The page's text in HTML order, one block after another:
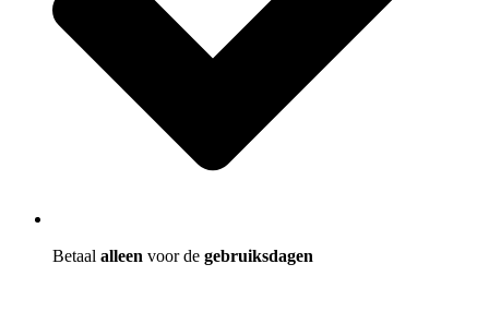
Betaal alleen voor de gebruiksdagen